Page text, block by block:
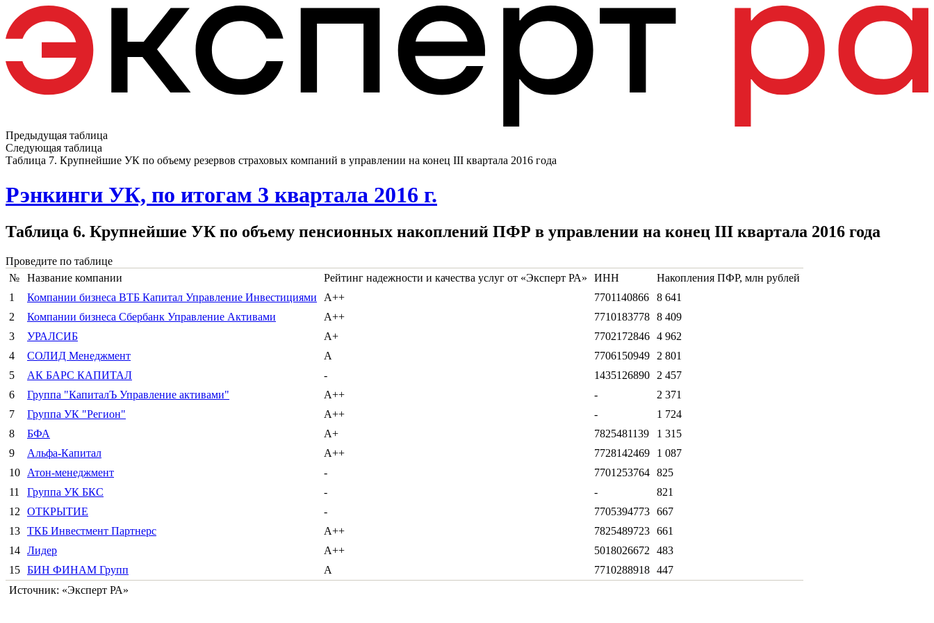
Предыдущая таблица
Следующая таблица
Таблица 7. Крупнейшие УК по объему резервов страховых компаний в управлении на конец III квартала 2016 года
Рэнкинги УК, по итогам 3 квартала 2016 г.
Таблица 6. Крупнейшие УК по объему пенсионных накоплений ПФР в управлении на конец III квартала 2016 года
Проведите по таблице
№
Название компании Рейтинг надежности и качества услуг от «Эксперт РА» ИНН
Накопления ПФР, млн рублей
1
Компании бизнеса ВТБ Капитал Управление Инвестициями А++ 7701140866
8 641
2
Компании бизнеса Сбербанк Управление Активами А++ 7710183778 8 409
3
УРАЛСИБ А+ 7702172846 4 962
4
СОЛИД Менеджмент А 7706150949
2 801
5
АК БАРС КАПИТАЛ - 1435126890
2 457
6
Группа "КапиталЪ Управление активами" А++ -
2 371
7
Группа УК "Регион" А++ -
1 724
8
БФА А+ 7825481139
1 315
9
Альфа-Капитал А++ 7728142469
1 087
10
Атон-менеджмент - 7701253764 825
11
Группа УК БКС - -
821
12
ОТКРЫТИЕ - 7705394773 667
13 ТКБ Инвестмент Партнерс А++ 7825489723 661
14 Лидер А++ 5018026672
483
15 БИН ФИНАМ Групп А 7710288918 447
Источник: «Эксперт РА»